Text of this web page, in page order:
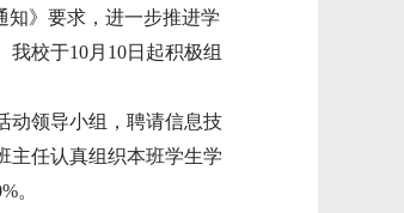
知》要求，进一步推进学
我校于10月 10日起积极组
领导小组，聘请信息技
主任认真组织本班学生学
。